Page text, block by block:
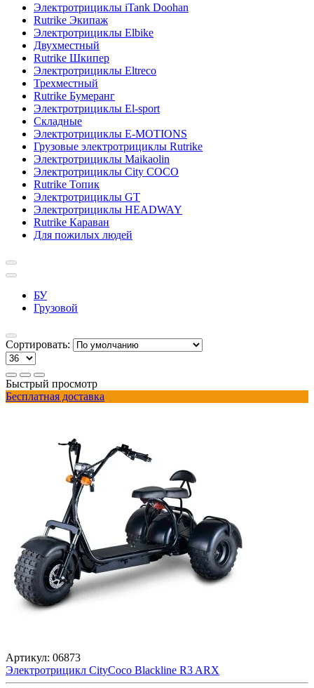
Электротрициклы iTank Doohan
Rutrike Экипаж
Электротрициклы Elbike
Двухместный
Rutrike Шкипер
Электротрициклы Eltreco
Трехместный
Rutrike Бумеранг
Электротрициклы El-sport
Складные
Электротрициклы E-MOTIONS
Грузовые электротрициклы Rutrike
Электротрициклы Maikaolin
Электротрициклы City COCO
Rutrike Топик
Электротрициклы GT
Электротрициклы HEADWAY
Rutrike Караван
Для пожилых людей
БУ
Грузовой
Сортировать:
Быстрый просмотр
Бесплатная доставка
Артикул: 06873
Электротрицикл CityCoco Blackline R3 ARX